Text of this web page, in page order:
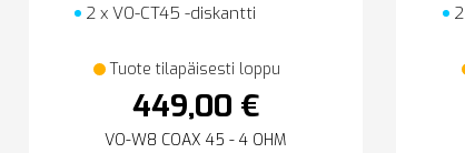
2 x VO-CT45 -diskantti
Tuote tilapäisesti loppu
449,00 €
VO-W8 COAX 45 - 4 OHM